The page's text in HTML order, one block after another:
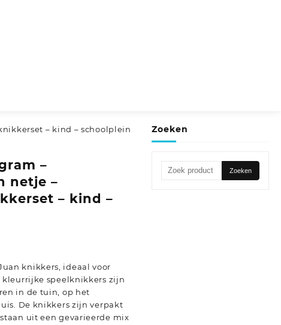
– kind – schoolplein
–
netje –
– kind –
knikkers, ideaal voor
speelknikkers zijn
in de tuin, op het
De knikkers zijn verpakt
uit een gevarieerde mix
Zoeken
Zoeken
Zoeken